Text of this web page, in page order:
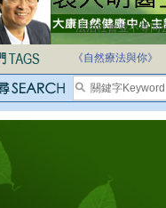
法治社會並不等同
《自然療法與你》